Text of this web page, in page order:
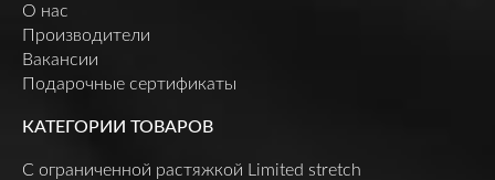
О нас
Производители
Вакансии
Подарочные сертификаты
КАТЕГОРИИ ТОВАРОВ
C ограниченной растяжкой Limited stretch